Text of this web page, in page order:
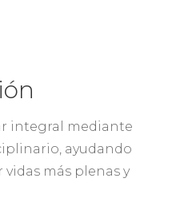
integral mediante
ayudando
vidas más plenas y